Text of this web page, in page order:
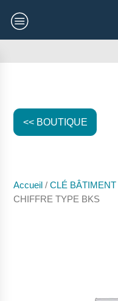
<< BOUTIQUE
Accueil /CLÉ BÂTIMENT
CHIFFRE TYPE BKS